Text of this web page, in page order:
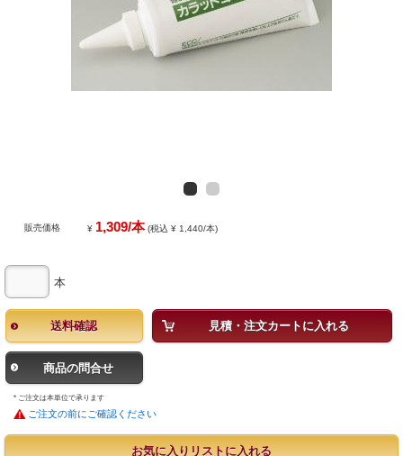
販売価格 ¥ 1,309/本(税込 ¥ 1,440/本)
本
送料確認 見積・注文カートに入れる
商品の問合せ
* ご注文は本単位で承ります
ご注文の前にご確認ください
お気に入りリストに入れる